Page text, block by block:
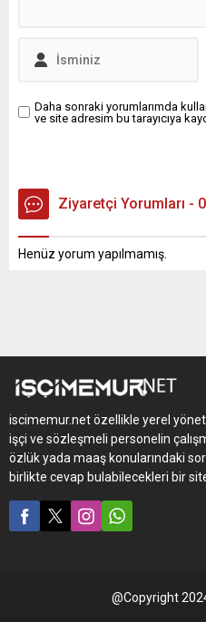
Daha sonraki yorumlarımda
ve site adresim bu tarayıcıya
Ziyaretçi Yorumları -
Henüz yorum yapılmamış.
iscimemur.net özellikle yerel
işçi ve sözleşmeli personelin
özlük yada maaş konularındaki
birlikte cevap bulabilecekleri bir
@Copyright